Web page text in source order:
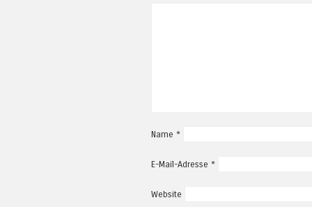
Name *
E-Mail-Adresse *
Website